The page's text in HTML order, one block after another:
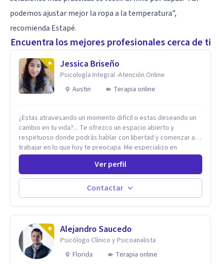
podemos ajustar mejor la ropa a la temperatura”,
recomienda Estapé.
Encuentra los mejores profesionales cerca de ti
Jessica Briseño
Psicología Integral -Atención Online
Austin
Terapia online
¿Estas atravesando un momento difícil o estas deseando un
cambio en tu vida?... Te ofrezco un espacio abierto y
respetuoso donde podrás hablar con libertad y comenzar a
trabajar en lo que hoy te preocupa. Me especializo en
Trastornos de Ansiedad y a lo largo de mi experiencia
profesional he acompañado a muchas Familias y Parejas con
distintas problemáticas como el manejo del estrés,
Autoestima, Gestión de la Ira, Depresión, Retos en la Crianza,
Codependencia, Celos, entre otros. Cuento con más de 12
Adolescentes y Adultos
Ver perfil
Contactar
Alejandro Saucedo
Psicólogo Clínico y Psicoanalista
Florida
Terapia online